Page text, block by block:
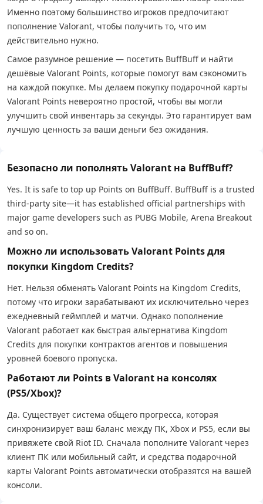
Именно поэтому большинство игроков предпочитают
пополнение Valorant, чтобы получить то, что им
действительно нужно.
Самое разумное решение — посетить BuffBuff и найти
дешёвые Valorant Points, которые помогут вам сэкономить
на каждой покупке. Мы делаем покупку подарочной карты
Valorant Points невероятно простой, чтобы вы могли
улучшить свой инвентарь за секунды. Это гарантирует вам
лучшую ценность за ваши деньги без ожидания.
Безопасно ли пополнять Valorant на BuffBuff?
Yes. It is safe to top up Points on BuffBuff. BuffBuff is a trusted
third-party site—it has established official partnerships with
major game developers such as PUBG Mobile, Arena Breakout
and so on.
Можно ли использовать Valorant Points для
покупки Kingdom Credits?
Нет. Нельзя обменять Valorant Points на Kingdom Credits,
потому что игроки зарабатывают их исключительно через
ежедневный геймплей и матчи. Однако пополнение
Valorant работает как быстрая альтернатива Kingdom
Credits для покупки контрактов агентов и повышения
уровней боевого пропуска.
Работают ли Points в Valorant на консолях
(PS5/Xbox)?
Да. Существует система общего прогресса, которая
синхронизирует ваш баланс между ПК, Xbox и PS5, если вы
привяжете свой Riot ID. Сначала пополните Valorant через
клиент ПК или мобильный сайт, и средства подарочной
карты Valorant Points автоматически отобразятся на вашей
консоли.